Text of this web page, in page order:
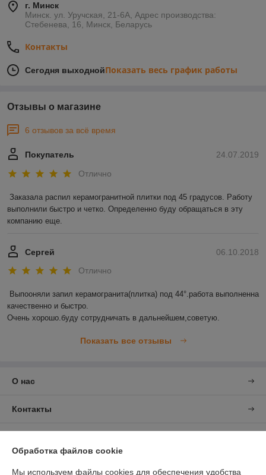
г. Минск
Минск. ул. Уручская, 21-6А, Адрес производства:
Стебенева, 16, Минск, Беларусь
Контакты
Сегодня выходнойПоказать весь график работы
Отзывы о магазине
6 отзывов за всё время
24.07.2019
Покупатель
Отлично
Заказала распил керамогранитной плитки под 45 градусов. Работу
выполнили быстро и четко. Определенно буду обращаться в эту
компанию еще.
06.10.2018
Сергей
Отлично
Выпооняли запил керамогранита(плитка) под 44°.работа выполненна
качественно и быстро.
Очень хорошо.буду сотрудничать в дальнейшем,советую.
Показать все отзывы
О нас
Контакты
Обработка файлов cookie
Мы используем файлы cookies для обеспечения удобства